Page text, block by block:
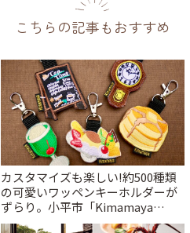
こちらの記事もおすすめ
カスタマイズも楽しい!約500種類
の可愛いワッペンキーホルダーが
ずらり。小平市「Kimamaya
T&K」 | ことりっぷ